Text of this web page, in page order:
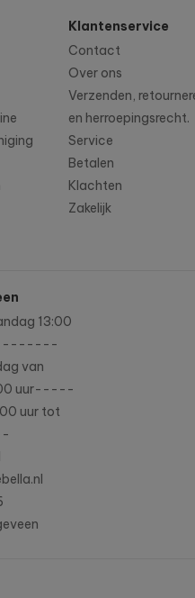
Klantenservice
Contact
Over ons
Verzenden,
en herroepingsrecht.
Service
Betalen
Klachten
Zakelijk
13:00
-------
van
uur-----
uur tot